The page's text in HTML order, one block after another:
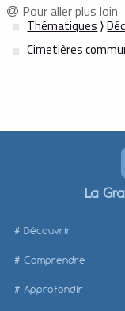
Pour aller plus loin
Thématiques ⟩
Cimetières
La
Découvrir
Comprendre
Approfondir